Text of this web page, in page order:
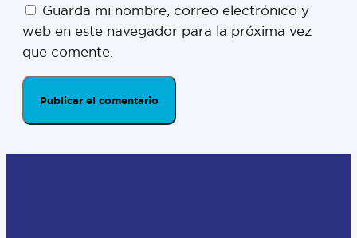
Guarda mi nombre, correo electrónico y
web en este navegador para la próxima vez
que comente.